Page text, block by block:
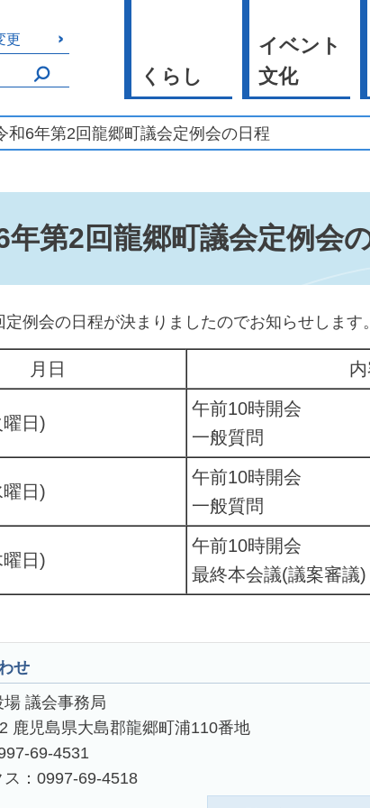
更
くらし
イベント
文化
和6年第2回龍郷町議会定例会の日程
年第2回龍郷町議会定例会
定例会の日程が決まりましたのでお知らせします
月日
日)
午前10時開会
一般質問
日)
午前10時開会
一般質問
日)
午前10時開会
最終本会議(議案審議)
せ
議会事務局
鹿児島県大島郡龍郷町浦110番地
69-4531
ス：0997-69-4518